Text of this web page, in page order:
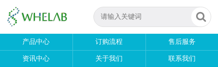
产品中心 订购流程 售后服务
资讯中心 关于我们 联系我们